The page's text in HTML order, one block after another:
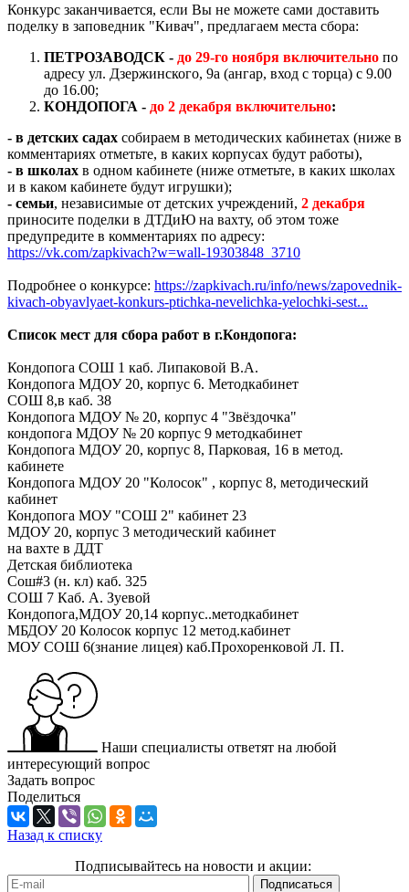
Конкурс заканчивается, если Вы не можете сами доставить
поделку в заповедник "Кивач", предлагаем места сбора:
ПЕТРОЗАВОДСК - до 29-го ноября включительно по
адресу ул. Дзержинского, 9а (ангар, вход с торца) с 9.00
до 16.00;
КОНДОПОГА - до 2 декабря включительно:
- в детских садах собираем в методических кабинетах (ниже в
комментариях отметьте, в каких корпусах будут работы),
- в школах в одном кабинете (ниже отметьте, в каких школах
и в каком кабинете будут игрушки);
- семьи, независимые от детских учреждений, 2 декабря
приносите поделки в ДТДиЮ на вахту, об этом тоже
предупредите в комментариях по адресу:
https://vk.com/zapkivach?w=wall-19303848_3710
Подробнее о конкурсе: https://zapkivach.ru/info/news/zapovednik-
kivach-obyavlyaet-konkurs-ptichka-nevelichka-yelochki-sest...
Список мест для сбора работ в г.Кондопога:
Кондопога СОШ 1 каб. Липаковой В.А.
Кондопога МДОУ 20, корпус 6. Методкабинет
СОШ 8,в каб. 38
Кондопога МДОУ № 20, корпус 4 "Звёздочка"
кондопога МДОУ № 20 корпус 9 методкабинет
Кондопога МДОУ 20, корпус 8, Парковая, 16 в метод.
кабинете
Кондопога МДОУ 20 "Колосок" , корпус 8, методический
кабинет
Кондопога МОУ "СОШ 2" кабинет 23
МДОУ 20, корпус 3 методический кабинет
на вахте в ДДТ
Детская библиотека
Сош#3 (н. кл) каб. 325
СОШ 7 Каб. А. Зуевой
Кондопога,МДОУ 20,14 корпус..методкабинет
МБДОУ 20 Колосок корпус 12 метод.кабинет
МОУ СОШ 6(знание лицея) каб.Прохоренковой Л. П.
Наши специалисты ответят на любой
интересующий вопрос
Задать вопрос
Поделиться
Назад к списку
Подписывайтесь на новости и акции: